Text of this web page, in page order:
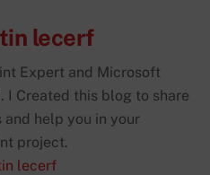
lecerf
Expert and Microsoft
I Created this blog to share
and help you in your
project.
lecerf